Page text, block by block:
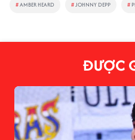
#AMBER HEARD #JOHNNY DEPP #
ĐƯỢC